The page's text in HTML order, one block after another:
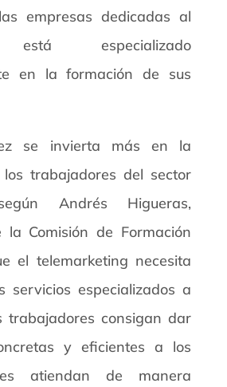
empresas dedicadas al
está especializado
en la formación de sus
se invierta más en la
trabajadores del sector
Andrés Higueras,
la Comisión de Formación
el telemarketing necesita
servicios especializados a
trabajadores consigan dar
y eficientes a los
atiendan de manera